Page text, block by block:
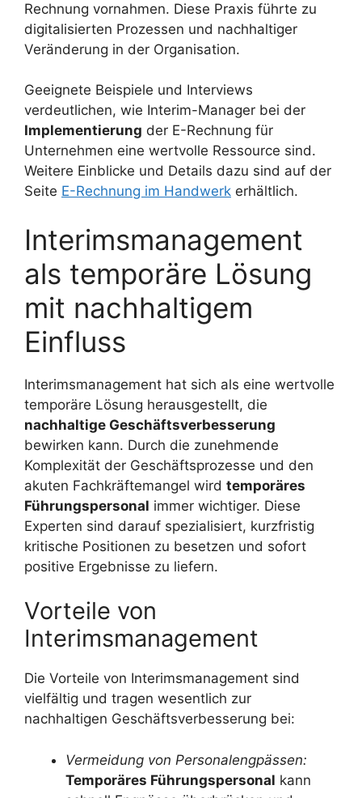
Rechnung vornahmen. Diese Praxis führte zu
digitalisierten Prozessen und nachhaltiger
Veränderung in der Organisation.
Geeignete Beispiele und Interviews
verdeutlichen, wie Interim-Manager bei der
Implementierung der E-Rechnung für
Unternehmen eine wertvolle Ressource sind.
Weitere Einblicke und Details dazu sind auf der
Seite E-Rechnung im Handwerk erhältlich.
Interimsmanagement
als temporäre Lösung
mit nachhaltigem
Einfluss
Interimsmanagement hat sich als eine wertvolle
temporäre Lösung herausgestellt, die
nachhaltige Geschäftsverbesserung
bewirken kann. Durch die zunehmende
Komplexität der Geschäftsprozesse und den
akuten Fachkräftemangel wird temporäres
Führungspersonal immer wichtiger. Diese
Experten sind darauf spezialisiert, kurzfristig
kritische Positionen zu besetzen und sofort
positive Ergebnisse zu liefern.
Vorteile von
Interimsmanagement
Die Vorteile von Interimsmanagement sind
vielfältig und tragen wesentlich zur
nachhaltigen Geschäftsverbesserung bei:
Vermeidung von Personalengpässen:
Temporäres Führungspersonal kann